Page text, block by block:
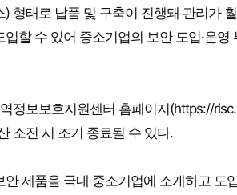
형태로 납품 및 구축이 진행돼 관리가
할 수 있어 중소기업의 보안 도입·운영
정보보호지원센터 홈페이지(https://
소진 시 조기 종료될 수 있다.
제품을 국내 중소기업에 소개하고 도